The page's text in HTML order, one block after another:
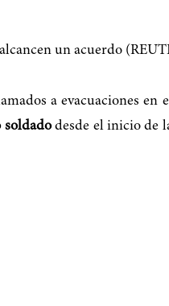
a evacuaciones en
soldadodesde el inicio de